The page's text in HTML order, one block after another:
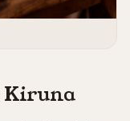
Kiruna